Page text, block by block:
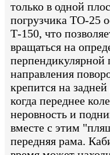
только в одной
погрузчика ТО-25
Т-150, что
вращаться на
перпендикулярной
направления
крепится на
когда переднее
неровность и
вместе с этим
передняя рама.